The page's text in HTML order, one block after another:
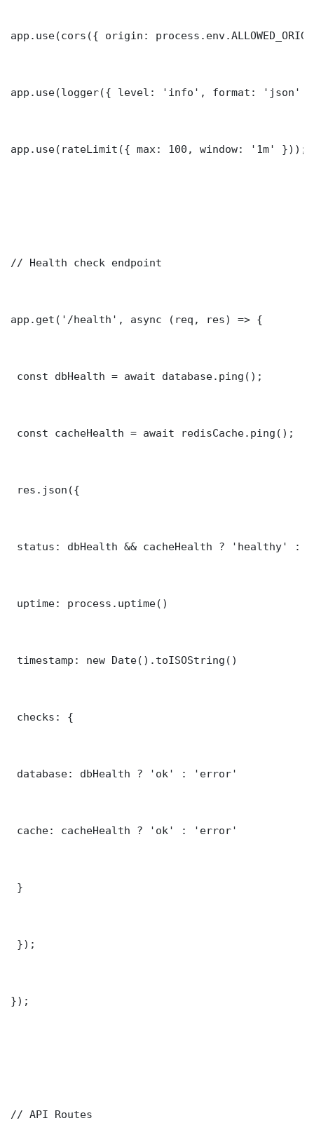
app.use(cors({ origin:
app.use(logger({ level: 'info', format: 'json'
app.use(rateLimit({ max: 100, window: '1m' }));
// Health check endpoint
app.get('/health', async (req, res) => {
const dbHealth = await database.ping();
const cacheHealth = await redisCache.ping();
res.json({
status: dbHealth && cacheHealth ? 'healthy' :
uptime: process.uptime()
timestamp: new Date().toISOString()
checks: {
database: dbHealth ? 'ok' : 'error'
cache: cacheHealth ? 'ok' : 'error'
}
});
});
// API Routes